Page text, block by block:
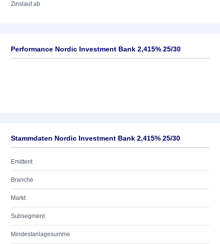
Zinslauf ab
Performance Nordic Investment Bank 2,415% 25/30
Stammdaten Nordic Investment Bank 2,415% 25/30
Emittent
Branche
Markt
Subsegment
Mindestanlagesumme